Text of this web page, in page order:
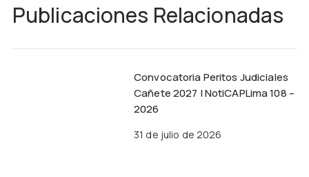
Publicaciones Relacionadas
Convocatoria Peritos Judiciales
Cañete 2027 | NotiCAPLima 108 –
2026
31 de julio de 2026